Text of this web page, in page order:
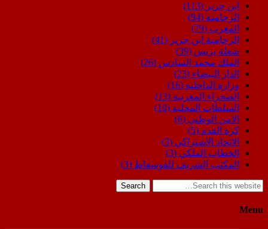
ابن جرير (113)
الرحامنة (94)
المغرب (79)
الرحامنة ابن جرير (41)
شعلة بريس (39)
الملك محمد السادس (26)
الدار البيضاء (23)
وزارة الداخلية (16)
الصحراء المغربية (13)
السلطات المحلية (10)
الامن الوطني (6)
كرة القدم (5)
الاتحاد الاشتراكي (3)
الخطاب الملكي (3)
المكتب الشريف للفوسفاط (3)
Search
Menu